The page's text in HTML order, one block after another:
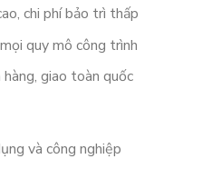
chi phí bảo trì thấp
quy mô công trình
hàng, giao toàn quốc
và công nghiệp